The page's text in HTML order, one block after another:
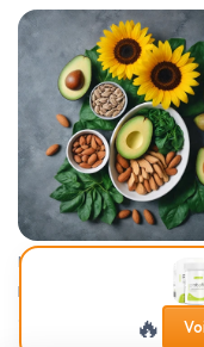
04/
Les bienfaits de la vitamine
🔥